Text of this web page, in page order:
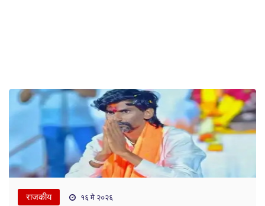
राजकीय १६ मे २०२६